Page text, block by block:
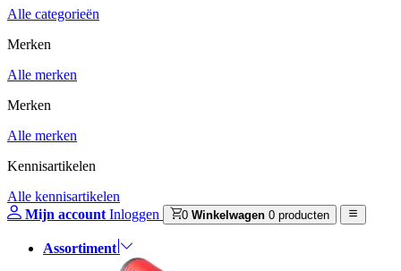
Alle categorieën
Merken
Alle merken
Merken
Alle merken
Kennisartikelen
Alle kennisartikelen
Mijn account Inloggen 0 Winkelwagen 0 producten
Assortiment